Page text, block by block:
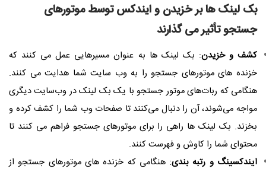
بک لینک ها بر خزیدن و ایندکس توسط موتورهای
جستجو تأثیر می گذارند
کشف و خزیدن: بک لینک ها به عنوان مسیرهایی عمل می کنند که
خزنده های موتورهای جستجو را به وب سایت شما هدایت می کنند.
هنگامی که ربات‌های موتور جستجو با یک بک لینک در وب‌سایت دیگری
مواجه می‌شوند، آن را دنبال می‌کنند تا صفحات وب شما را کشف کرده و
بخزند. بک لینک ها راهی را برای موتورهای جستجو فراهم می کنند تا
محتوای شما را کاوش و فهرست کنند.
ایندکسینگ و رتبه بندی: هنگامی که خزنده های موتورهای جستجو از